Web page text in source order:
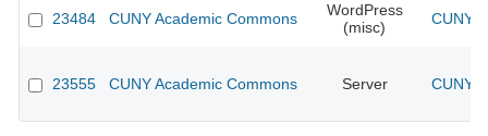
23484 CUNY Academic Commons
WordPress
(misc)
CUNY
23555 CUNY Academic Commons Server CUNY